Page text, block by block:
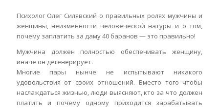
Психолог Олег Силявский о правильных ролях мужчины и
женщины, неизменности человеческой натуры и о том,
почему заплатить за даму 40 баранов — это правильно!
Мужчина должен полностью обеспечивать женщину,
иначе он дегенерирует.
Многие пары нынче не испытывают никакого
удовольствия от своих отношений. Вместо того чтобы
наслаждаться жизнью, люди выясняют, кто за что должен
платить и почему одному приходится зарабатывать